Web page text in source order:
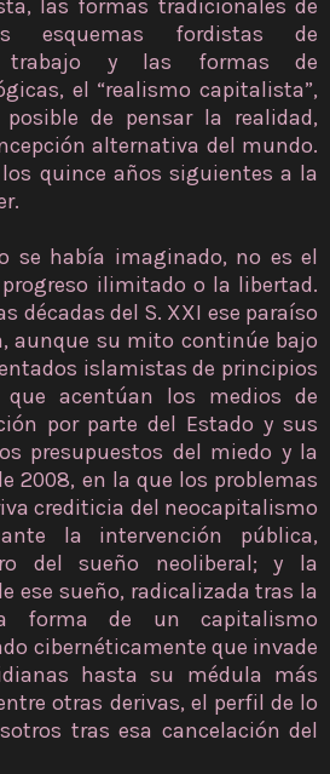
las formas tradicionales de
esquemas fordistas de
trabajo y las formas de
el “realismo capitalista”,
de pensar la realidad,
alternativa del mundo.
quince años siguientes a la
se había imaginado, no es el
ilimitado o la libertad.
décadas del S. XXI ese paraíso
aunque su mito continúe bajo
islamistas de principios
acentúan los medios de
por parte del Estado y sus
presupuestos del miedo y la
2008, en la que los problemas
crediticia del neocapitalismo
la intervención pública,
del sueño neoliberal; y la
ese sueño, radicalizada tras la
forma de un capitalismo
cibernéticamente que invade
hasta su médula más
otras derivas, el perfil de lo
tras esa cancelación del